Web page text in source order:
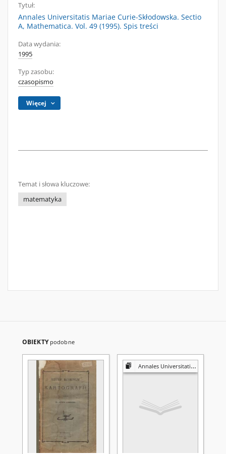
Tytuł:
Annales Universitatis Mariae Curie-Skłodowska. Sectio
A, Mathematica. Vol. 49 (1995). Spis treści
Data wydania:
1995
Typ zasobu:
czasopismo
Więcej
Temat i słowa kluczowe:
matematyka
OBIEKTY podobne
Annales Universitatis Mariae Curie-Skłodowska. Sectio A, Mathematica